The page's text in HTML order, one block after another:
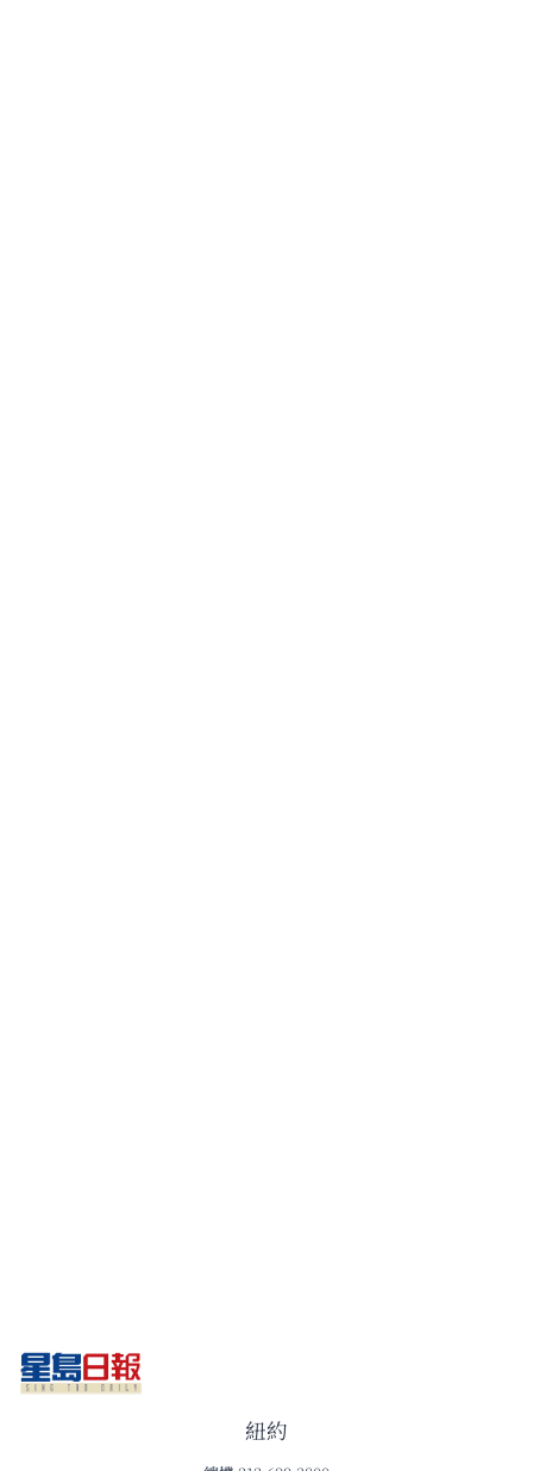
紐約